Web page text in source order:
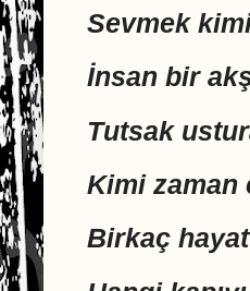
Sevmek
İnsan bir
Tutsak
Kimi zaman
Birkaç hayat